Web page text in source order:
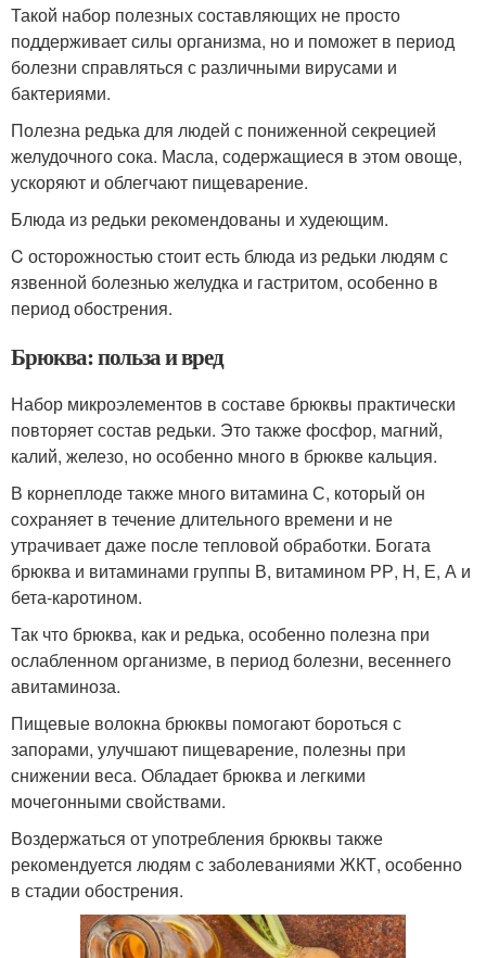
Такой набор полезных составляющих не просто
поддерживает силы организма, но и поможет в период
болезни справляться с различными вирусами и
бактериями.
Полезна редька для людей с пониженной секрецией
желудочного сока. Масла, содержащиеся в этом овоще,
ускоряют и облегчают пищеварение.
Блюда из редьки рекомендованы и худеющим.
C осторожностью стоит есть блюда из редьки людям с
язвенной болезнью желудка и гастритом, особенно в
период обострения.
Брюква: польза и вред
Набор микроэлементов в составе брюквы практически
повторяет состав редьки. Это также фосфор, магний,
калий, железо, но особенно много в брюкве кальция.
В корнеплоде также много витамина С, который он
сохраняет в течение длительного времени и не
утрачивает даже после тепловой обработки. Богата
брюква и витаминами группы В, витамином РР, Н, Е, А и
бета-каротином.
Так что брюква, как и редька, особенно полезна при
ослабленном организме, в период болезни, весеннего
авитаминоза.
Пищевые волокна брюквы помогают бороться с
запорами, улучшают пищеварение, полезны при
снижении веса. Обладает брюква и легкими
мочегонными свойствами.
Воздержаться от употребления брюквы также
рекомендуется людям с заболеваниями ЖКТ, особенно
в стадии обострения.